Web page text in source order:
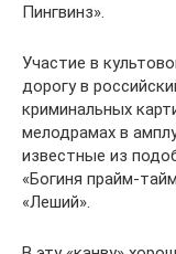
Пингвинз».
Участие в
дорогу в
криминальных
мелодрамах в
известные из
«Богиня прайм-
«Леший».